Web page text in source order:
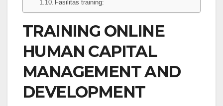
Fasilitas training:
TRAINING ONLINE
HUMAN CAPITAL
MANAGEMENT AND
DEVELOPMENT